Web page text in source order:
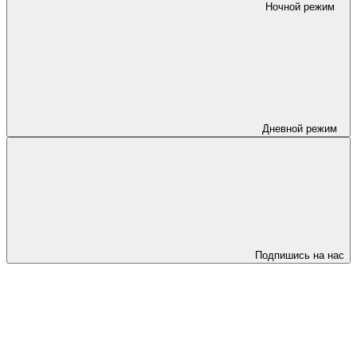
Ночной режим
Дневной режим
Подпишись на нас